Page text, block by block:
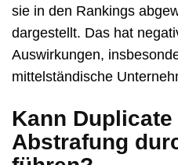
sie in den Rankings
dargestellt. Das hat
Auswirkungen,
mittelständische
Kann
Abstrafung